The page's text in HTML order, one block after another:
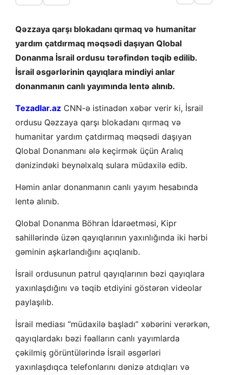
Qəzzaya qarşı blokadanı qırmaq və humanitar
yardım çatdırmaq məqsədi daşıyan Qlobal
Donanma İsrail ordusu tərəfindən təqib edilib.
İsrail əsgərlərinin qayıqlara mindiyi anlar
donanmanın canlı yayımında lentə alınıb.
Tezadlar.az CNN-ə istinadən xəbər verir ki, İsrail
ordusu Qəzzaya qarşı blokadanı qırmaq və
humanitar yardım çatdırmaq məqsədi daşıyan
Qlobal Donanmanı ələ keçirmək üçün Aralıq
dənizindəki beynəlxalq sulara müdaxilə edib.
Həmin anlar donanmanın canlı yayım hesabında
lentə alınıb.
Qlobal Donanma Böhran İdarəetməsi, Kipr
sahillərində üzən qayıqlarının yaxınlığında iki hərbi
gəminin aşkarlandığını açıqlanıb.
İsrail ordusunun patrul qayıqlarının bəzi qayıqlara
yaxınlaşdığını və təqib etdiyini göstərən videolar
paylaşılıb.
İsrail mediası “müdaxilə başladı” xəbərini verərkən,
qayıqlardakı bəzi fəalların canlı yayımlarda
çəkilmiş görüntülərində İsrail əsgərləri
yaxınlaşdıqca telefonlarını dənizə atdıqları və